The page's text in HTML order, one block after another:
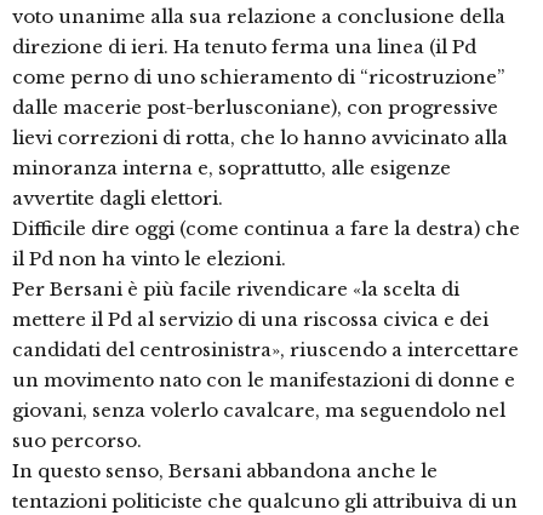
voto unanime alla sua relazione a conclusione della
direzione di ieri. Ha tenuto ferma una linea (il Pd
come perno di uno schieramento di “ricostruzione”
dalle macerie post-berlusconiane), con progressive
lievi correzioni di rotta, che lo hanno avvicinato alla
minoranza interna e, soprattutto, alle esigenze
avvertite dagli elettori.
Difficile dire oggi (come continua a fare la destra) che
il Pd non ha vinto le elezioni.
Per Bersani è più facile rivendicare «la scelta di
mettere il Pd al servizio di una riscossa civica e dei
candidati del centrosinistra», riuscendo a intercettare
un movimento nato con le manifestazioni di donne e
giovani, senza volerlo cavalcare, ma seguendolo nel
suo percorso.
In questo senso, Bersani abbandona anche le
tentazioni politiciste che qualcuno gli attribuiva di un